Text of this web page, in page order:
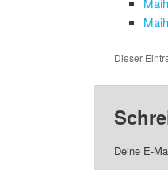
Dieser
Deine E-